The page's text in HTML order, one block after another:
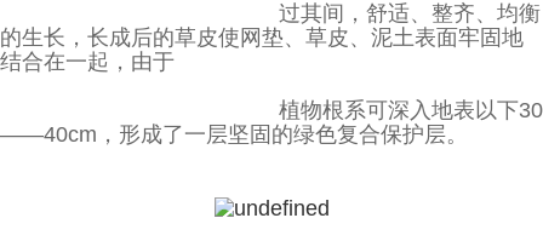
过其间，舒适、整齐、均衡
的生长，长成后的草皮使网垫、草皮、泥土表面牢固地
结合在一起，由于
植物根系可深入地表以下30
——40cm，形成了一层坚固的绿色复合保护层。